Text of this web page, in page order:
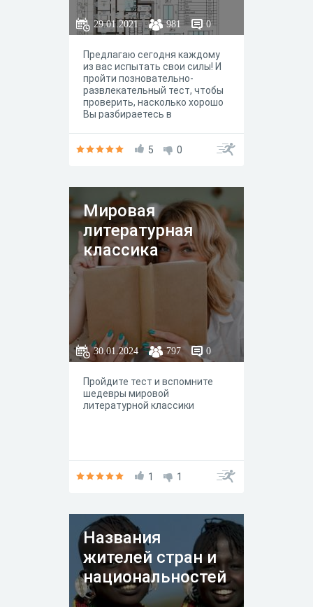
29.01.2021 981 0
Предлагаю сегодня каждому
из вас испытать свои силы! И
пройти позновательно-
развлекательный тест, чтобы
проверить, насколько хорошо
Вы разбираетесь в
подойдет, как для новичков,
5 0
Мировая
литературная
классика
30.01.2024 797 0
Пройдите тест и вспомните
шедевры мировой
литературной классики
1 1
Названия
жителей стран и
национальностей